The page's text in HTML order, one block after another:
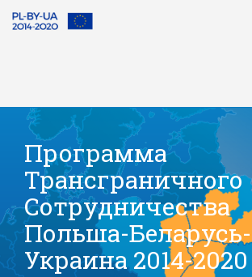
Программа
Трансграничного
Сотрудничества
Польша-Беларусь-
Украина 2014-2020
Программа
Трансграничного
Сотрудничества
Польша-Беларусь-
Украина 2014-2020